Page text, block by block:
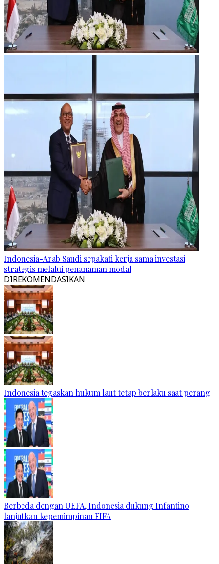
Indonesia-Arab Saudi sepakati kerja sama investasi
strategis melalui penanaman modal
DIREKOMENDASIKAN
Indonesia tegaskan hukum laut tetap berlaku saat perang
Berbeda dengan UEFA, Indonesia dukung Infantino
lanjutkan kepemimpinan FIFA